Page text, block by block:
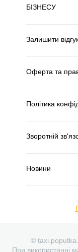
БІЗНЕСУ
Залишити
Оферта та
Політика
Зворотній
Новини
©
При використанні